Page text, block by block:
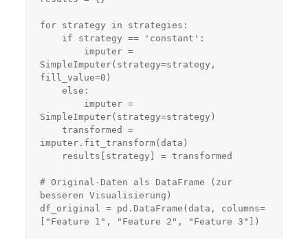
for strategy in strategies:
SimpleImputer(strategy=strategy,
fill_value=0)
SimpleImputer(strategy=strategy)
imputer.fit_transform(data)
# Original-Daten als DataFrame (zur
besseren Visualisierung)
df_original = pd.DataFrame(data, columns=
["Feature 1", "Feature 2", "Feature 3"])